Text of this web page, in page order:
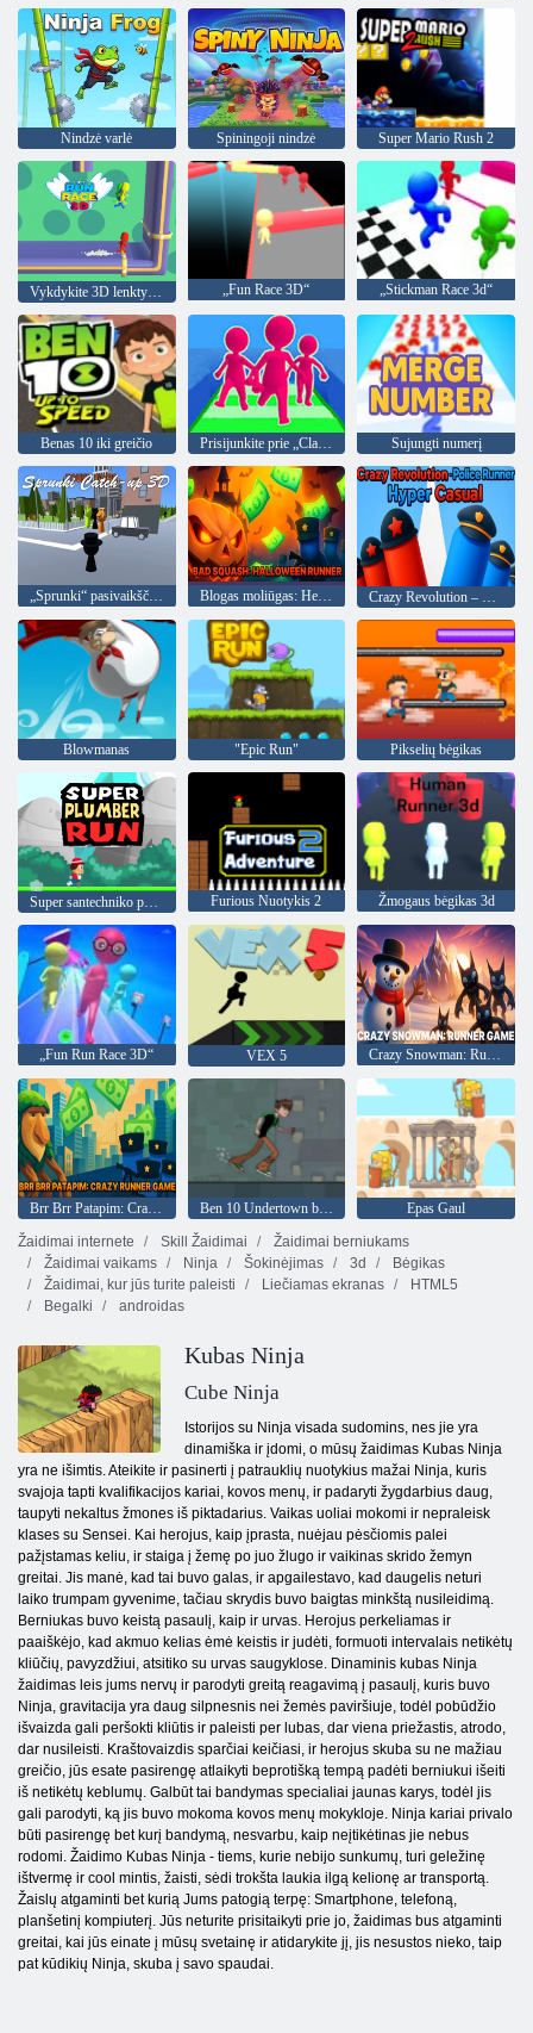
Nindzė varlė Spiningoji nindzė Super Mario Rush 2
„Fun Race 3D“ „Stickman Race 3d“
Benas 10 iki greičio Prisijunkite prie „Clash 3D“ Sujungti numerį
Blogas moliūgas: Helovino bėgikas Crazy Revolution – Police Runner Hyper Casual
Blowmanas "Epic Run" Pikselių bėgikas
Super santechniko paleisti Furious Nuotykis 2 Žmogaus bėgikas 3d
„Fun Run Race 3D“ VEX 5 Crazy Snowman: Runner žaidimas
Ben 10 Undertown bėgikas
Epas Gaul
Žaidimai internete
Skill Žaidimai
Žaidimai berniukams
Žaidimai vaikams
Ninja Šokinėjimas 3d
Bėgikas
Žaidimai, kur jūs turite paleisti
Liečiamas ekranas
HTML5
Begalki
androidas
Kubas Ninja
Cube Ninja
Istorijos su Ninja visada sudomins, nes jie yra
dinamiška ir įdomi, o mūsų žaidimas Kubas Ninja
yra ne išimtis. Ateikite ir pasinerti į patrauklių nuotykius mažai Ninja, kuris
svajoja tapti kvalifikacijos kariai, kovos menų, ir padaryti žygdarbius daug,
taupyti nekaltus žmones iš piktadarius. Vaikas uoliai mokomi ir nepraleisk
klases su Sensei. Kai herojus, kaip įprasta, nuėjau pėsčiomis palei
pažįstamas keliu, ir staiga į žemę po juo žlugo ir vaikinas skrido žemyn
greitai. Jis manė, kad tai buvo galas, ir apgailestavo, kad daugelis neturi
laiko trumpam gyvenime, tačiau skrydis buvo baigtas minkštą nusileidimą.
Berniukas buvo keistą pasaulį, kaip ir urvas. Herojus perkeliamas ir
paaiškėjo, kad akmuo kelias ėmė keistis ir judėti, formuoti intervalais netikėtų
kliūčių, pavyzdžiui, atsitiko su urvas saugyklose. Dinaminis kubas Ninja
žaidimas leis jums nervų ir parodyti greitą reagavimą į pasaulį, kuris buvo
Ninja, gravitacija yra daug silpnesnis nei žemės paviršiuje, todėl pobūdžio
išvaizda gali peršokti kliūtis ir paleisti per lubas, dar viena priežastis, atrodo,
dar nusileisti. Kraštovaizdis sparčiai keičiasi, ir herojus skuba su ne mažiau
greičio, jūs esate pasirengę atlaikyti beprotišką tempą padėti berniukui išeiti
iš netikėtų keblumų. Galbūt tai bandymas specialiai jaunas karys, todėl jis
gali parodyti, ką jis buvo mokoma kovos menų mokykloje. Ninja kariai privalo
būti pasirengę bet kurį bandymą, nesvarbu, kaip neįtikėtinas jie nebus
rodomi. Žaidimo Kubas Ninja - tiems, kurie nebijo sunkumų, turi geležinę
ištvermę ir cool mintis, žaisti, sėdi trokšta laukia ilgą kelionę ar transportą.
Žaislų atgaminti bet kurią Jums patogią terpę: Smartphone, telefoną,
planšetinį kompiuterį. Jūs neturite prisitaikyti prie jo, žaidimas bus atgaminti
greitai, kai jūs einate į mūsų svetainę ir atidarykite jį, jis nesustos nieko, taip
pat kūdikių Ninja, skuba į savo spaudai.